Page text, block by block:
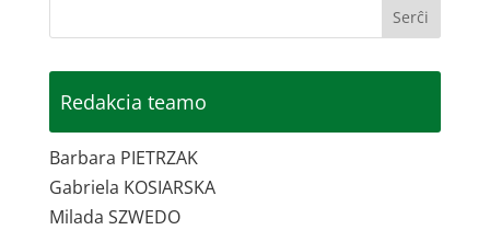
Redakcia teamo
Barbara PIETRZAK
Gabriela KOSIARSKA
Milada SZWEDO